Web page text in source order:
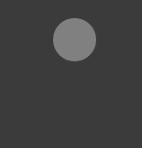
PTW